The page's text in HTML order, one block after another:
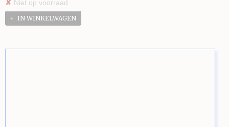
✘ Niet op voorraad
IN WINKELWAGEN